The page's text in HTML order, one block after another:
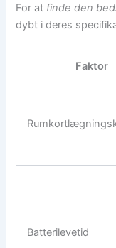
For at finde den
dybt i deres
Faktor
Batterilevetid